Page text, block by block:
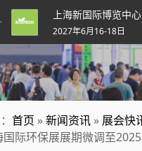
上海新国际博览中心
2027年6月16-18日
首页 »新闻资讯 » 展会快
际环保展展期微调至